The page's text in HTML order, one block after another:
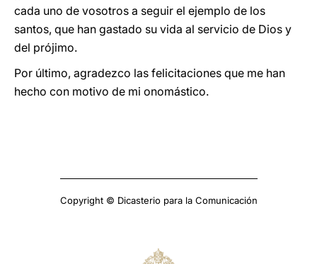
cada uno de vosotros a seguir el ejemplo de los
santos, que han gastado su vida al servicio de Dios y
del prójimo.
Por último, agradezco las felicitaciones que me han
hecho con motivo de mi onomástico.
Copyright © Dicasterio para la Comunicación